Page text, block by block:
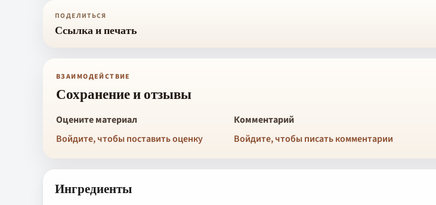
ПОДЕЛИТЬСЯ
Ссылка и печать
ВЗАИМОДЕЙСТВИЕ
Сохранение и отзывы
Оцените материал
Войдите, чтобы поставить оценку
Комментарий
Войдите, чтобы писать комментарии
Ингредиенты